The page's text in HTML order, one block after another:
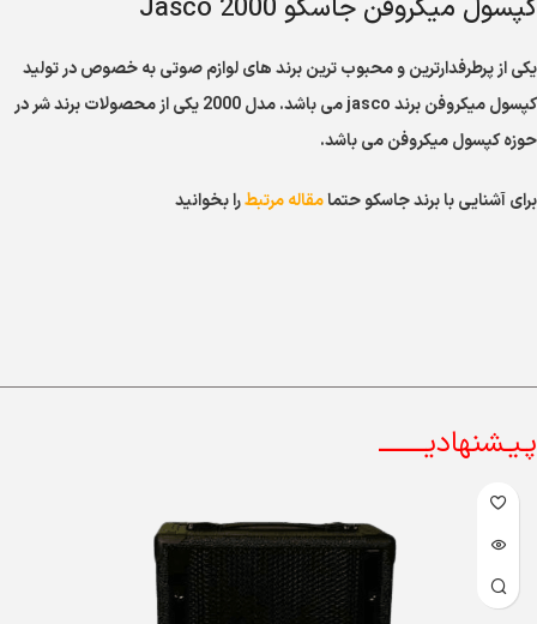
کپسول میکروفن جاسکو Jasco 2000
یکی از پرطرفدارترین و محبوب ترین برند های لوازم صوتی به خصوص در تولید
کپسول میکروفن برند jasco می باشد. مدل 2000 یکی از محصولات برند شر در
حوزه کپسول میکروفن می باشد.
برای آشنایی با برند جاسکو حتمامقاله مرتبطرا بخوانید
پـیـشنهادیــــــــ